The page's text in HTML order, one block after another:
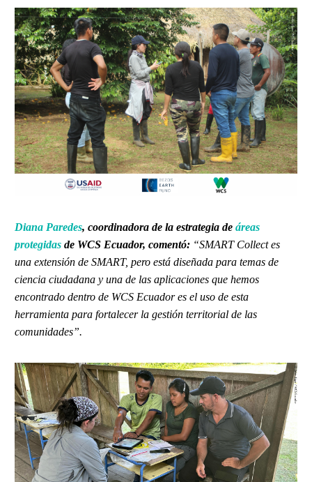
Diana Paredes, coordinadora de la estrategia de áreas
protegidas de WCS Ecuador, comentó: “SMART Collect es
una extensión de SMART, pero está diseñada para temas de
ciencia ciudadana y una de las aplicaciones que hemos
encontrado dentro de WCS Ecuador es el uso de esta
herramienta para fortalecer la gestión territorial de las
comunidades”.